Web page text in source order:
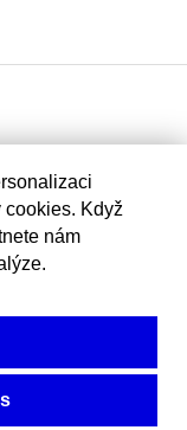
Když
nám